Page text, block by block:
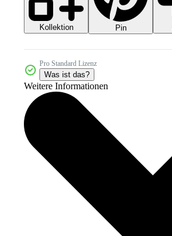
Kollektion Pin
Pro Standard Lizenz
Was ist das?
Weitere Informationen